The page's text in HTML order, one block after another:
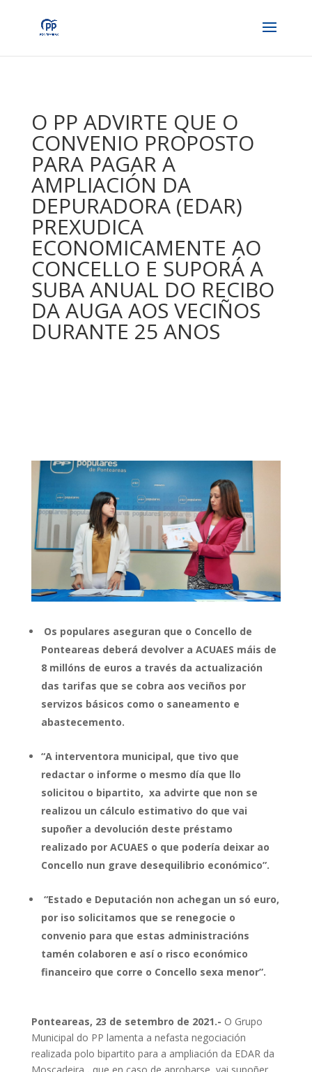
O PP ADVIRTE QUE O
CONVENIO PROPOSTO
PARA PAGAR A
AMPLIACIÓN DA
DEPURADORA (EDAR)
PREXUDICA
ECONOMICAMENTE AO
CONCELLO E SUPORÁ A
SUBA ANUAL DO RECIBO
DA AUGA AOS VECIÑOS
DURANTE 25 ANOS
Os populares aseguran que o Concello de
Ponteareas deberá devolver a ACUAES máis de
8 millóns de euros a través da actualización
das tarifas que se cobra aos veciños por
servizos básicos como o saneamento e
abastecemento.
“A interventora municipal, que tivo que
redactar o informe o mesmo día que llo
solicitou o bipartito, xa advirte que non se
realizou un cálculo estimativo do que vai
supoñer a devolución deste préstamo
realizado por ACUAES o que podería deixar ao
Concello nun grave desequilibrio económico”.
“Estado e Deputación non achegan un só euro,
por iso solicitamos que se renegocie o
convenio para que estas administracións
tamén colaboren e así o risco económico
financeiro que corre o Concello sexa menor”.
Ponteareas, 23 de setembro de 2021.- O Grupo
Municipal do PP lamenta a nefasta negociación
realizada polo bipartito para a ampliación da EDAR da
Moscadeira , que en caso de aprobarse, vai supoñer